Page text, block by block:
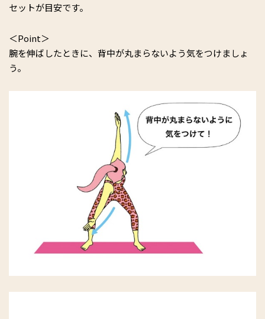
セットが目安です。
＜Point＞
腕を伸ばしたときに、背中が丸まらないよう気をつけましょ
う。